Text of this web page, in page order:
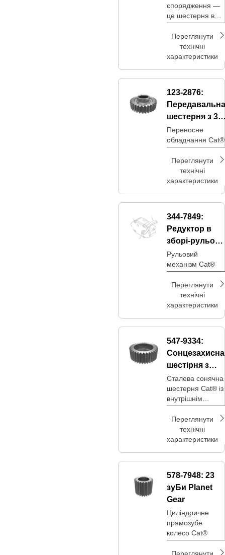
спорядження —
це шестерня в
планетарній
системі зубчастих
передач, яка
обертається
шестерні,
з’єднуючись із
зовнішнім вінцем
Переглянути
технічні
характеристики
123-2876:
Передавальна
шестерня з 30
зовнішніми
зубами
Переносне
обладнання Cat®
Переглянути
технічні
характеристики
344-7849:
Редуктор в
зборі-рульове
управління
Рульовий
механізм Cat®
Переглянути
технічні
характеристики
547-9334:
Сонцезахисна
шестірня з
внутрішнім
діаметром
250,5 мм
Сталева сонячна
шестерня Cat® із
внутрішнім
діаметром 250,5
мм
Переглянути
технічні
характеристики
578-7948: 23
зуБи Planet
Gear
Циліндричне
прямозубе
колесо Cat®